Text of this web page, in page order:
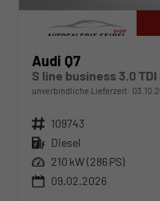
Audi Q7
S line business 3.0
unverbindliche Lieferzeit:
Fahrzeugnr. 109743
Kraftstoff Diesel
Leistung 210 kW (286 PS)
09.02.2026